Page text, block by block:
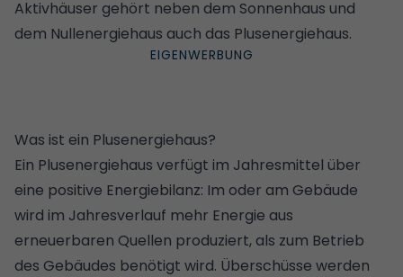
Aktivhäuser gehört neben dem Sonnenhaus und
dem Nullenergiehaus auch das Plusenergiehaus.
Was ist ein Plusenergiehaus?
Ein Plusenergiehaus verfügt im Jahresmittel über
eine positive Energiebilanz: Im oder am Gebäude
wird im Jahresverlauf mehr Energie aus
erneuerbaren Quellen produziert, als zum Betrieb
des Gebäudes benötigt wird. Überschüsse werden